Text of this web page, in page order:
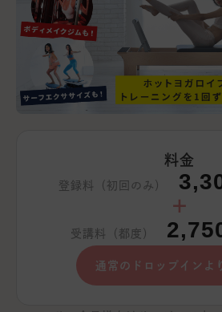
料金
登録料（初回のみ）
＋
受講料（都度）
通常のドロップインよ